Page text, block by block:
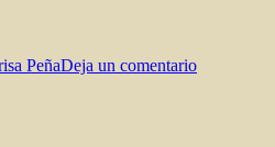
PeñaDeja un comentarioel